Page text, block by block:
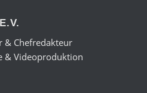
& Chefredakteur
& Videoproduktion